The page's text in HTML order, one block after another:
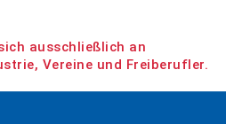
ausschließlich an
Vereine und Freiberufler.